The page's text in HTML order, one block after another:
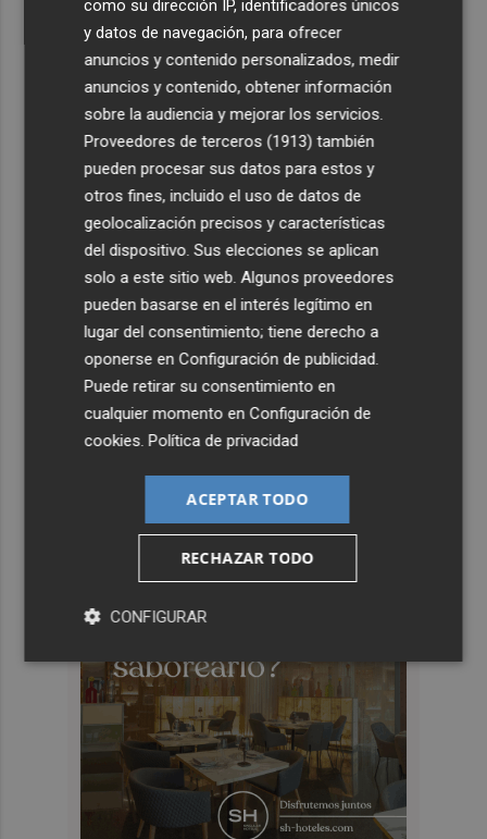
como su dirección IP, identificadores únicos
y datos de navegación, para ofrecer
anuncios y contenido personalizados, medir
anuncios y contenido, obtener información
sobre la audiencia y mejorar los servicios.
Proveedores de terceros (1913) también
pueden procesar sus datos para estos y
otros fines, incluido el uso de datos de
geolocalización precisos y características
del dispositivo. Sus elecciones se aplican
solo a este sitio web. Algunos proveedores
pueden basarse en el interés legítimo en
lugar del consentimiento; tiene derecho a
oponerse enConfiguración de publicidad
Puede retirar su consentimiento en
cualquier momento enConfiguración de
cookies .Política de privacidad
ACEPTAR TODO
RECHAZAR TODO
CONFIGURAR